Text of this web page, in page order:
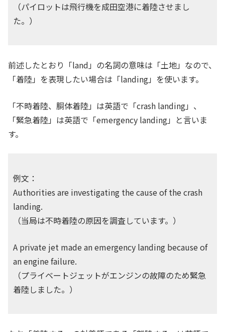
（パイロットは飛行機を成田空港に着陸させまし
た。）
前述したとおり「land」の名詞の意味は「土地」なので、
「着陸」を表現したい場合は「landing」を使います。
「不時着陸、胴体着陸」は英語で「crash landing」、
「緊急着陸」は英語で「emergency landing」と言いま
す。
例文：
Authorities are investigating the cause of the crash
landing.
（当局は不時着陸の原因を調査しています。）
A private jet made an emergency landing because of
an engine failure.
（プライベートジェットがエンジンの故障のため緊急
着陸しました。）